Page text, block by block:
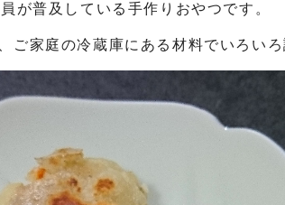
普及している手作りおやつです。
家庭の冷蔵庫にある材料でいろいろ